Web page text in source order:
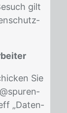
gilt
Sie
„Da­ten­